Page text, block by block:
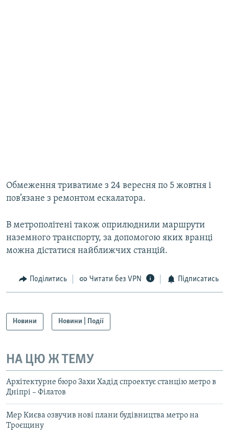
Обмеження триватиме з 24 вересня по 5 жовтня і
пов’язане з ремонтом ескалатора.
В метрополітені також оприлюднили маршрути
наземного транспорту, за допомогою яких вранці
можна дістатися найближчих станцій.
Поділитись Читати без VPN Підписатись
Новини Новини | Події
НА ЦЮ Ж ТЕМУ
Архітектурне бюро Захи Хадід спроектує станцію метро в
Дніпрі – Філатов
Мер Києва озвучив нові плани будівництва метро на
Троєщину